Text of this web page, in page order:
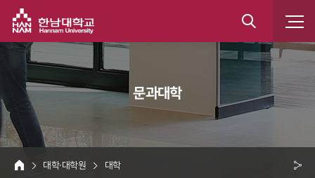
통
합
검
문과대학
HOME
대학·대학원 대학